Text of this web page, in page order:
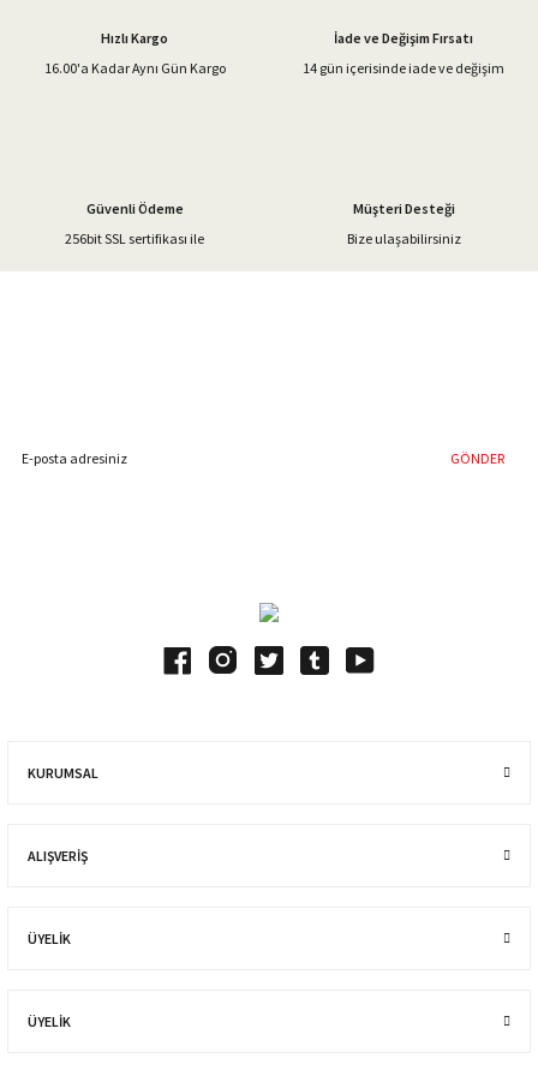
Ürün bilgilerinde hatalar bulunuyor.
Gönder
Hızlı Kargo
16.00'a Kadar Aynı Gün Kargo
İade ve Değişim Fırsatı
14 gün içerisinde iade ve değişim
Güvenli Ödeme
256bit SSL sertifikası ile
Müşteri Desteği
Bize ulaşabilirsiniz
GÖNDER
KURUMSAL
ALIŞVERIŞ
ÜYELİK
ÜYELİK